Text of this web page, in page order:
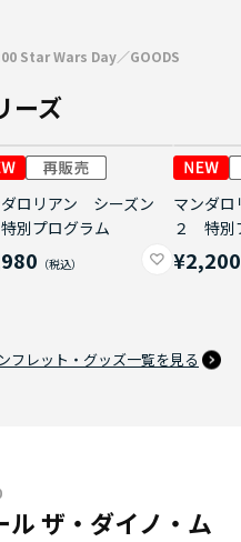
Star Wars Day／GOODS
ーズ
ロリアン シーズン
別プログラム
マンダ
２ 特別
¥2,200
フレット・グッズ一覧を見る
ザ・ダイノ・ム